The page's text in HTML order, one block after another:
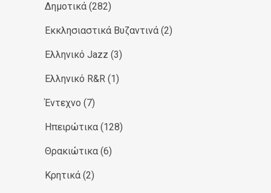
Δημοτικά (282)
Εκκλησιαστικά Βυζαντινά (2)
Ελληνικό Jazz (3)
Ελληνικό R&R (1)
Έντεχνο (7)
Ηπειρώτικα (128)
Θρακιώτικα (6)
Κρητικά (2)